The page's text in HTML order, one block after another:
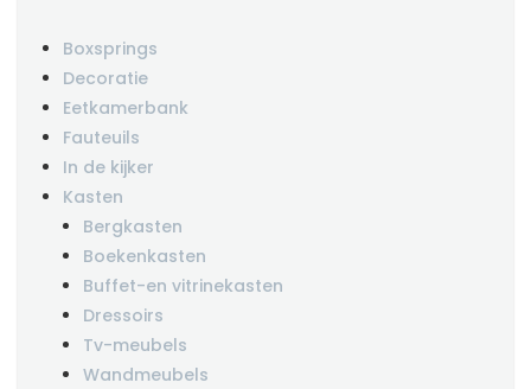
Boxsprings
Decoratie
Eetkamerbank
Fauteuils
In de kijker
Kasten
Bergkasten
Boekenkasten
Buffet-en vitrinekasten
Dressoirs
Tv-meubels
Wandmeubels